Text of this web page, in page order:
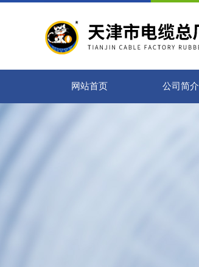
网站首页 公司简介